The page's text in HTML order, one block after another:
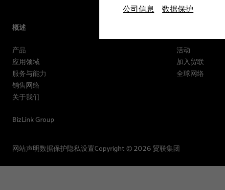
概述
产品
应用领域
服务与能力
销售网络
关于我们
BizLink Group
活动
加入贸联
全球网络
网站声明数据保护隐私设置Copyright © 2026 贸联集团
公司信息 数据保护